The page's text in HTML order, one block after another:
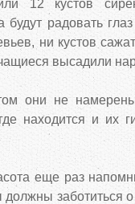
12 кустов
будут радовать
ни кустов
высадили
они не
находится и их
еще раз
заботиться